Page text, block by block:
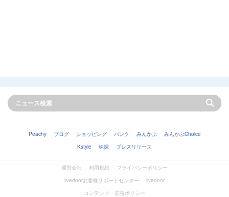
Peachy ブログ ショッピング バンク みんかぶ
みんかぶChoice
Kstyle
株探 プレスリリース
運営会社 利用規約
プライバシーポリシー
livedoorお客様サポートセンター
livedoor
コンテンツ・広告ポリシー